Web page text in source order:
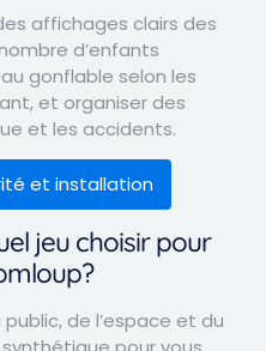
affichages clairs des
d’enfants
gonflable selon les
et organiser des
et les accidents.
et installation
jeu choisir pour
de l’espace et du